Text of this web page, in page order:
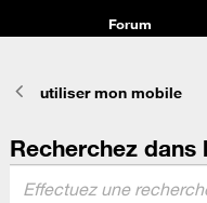
Forum
utiliser mon mobile
Recherchez dans